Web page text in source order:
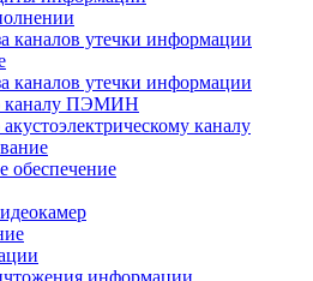
каналов утечки информации
каналов утечки информации
каналу ПЭМИН
каналу
обеспечение
информации